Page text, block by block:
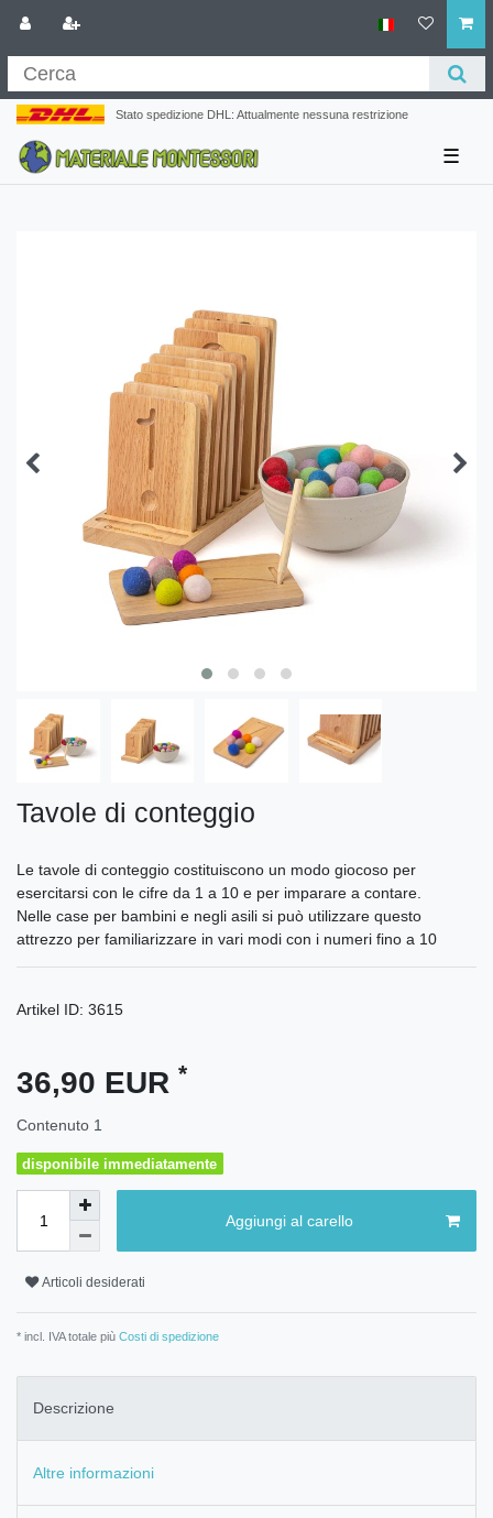
Stato spedizione DHL: Attualmente nessuna restrizione
☰
Tavole di conteggio
Le tavole di conteggio costituiscono un modo giocoso per
esercitarsi con le cifre da 1 a 10 e per imparare a contare.
Nelle case per bambini e negli asili si può utilizzare questo
attrezzo per familiarizzare in vari modi con i numeri fino a 10
Artikel ID: 3615
36,90 EUR *
Contenuto 1
disponibile immediatamente
Aggiungi al carello
Articoli desiderati
* incl. IVA totale più Costi di spedizione
Descrizione
Altre informazioni